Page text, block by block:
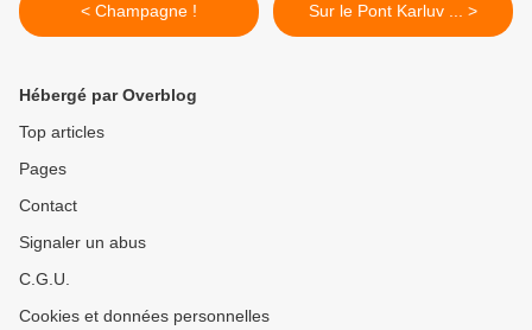
< Champagne ! Sur le Pont Karluv ... >
Hébergé par Overblog
Top articles
Pages
Contact
Signaler un abus
C.G.U.
Cookies et données personnelles